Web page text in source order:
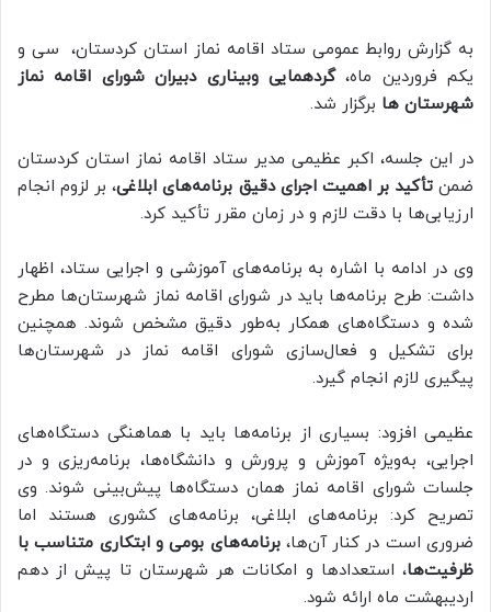
به گزارش روابط عمومی ستاد اقامه نماز استان کردستان، سی و
یکم فروردین ماه،گردهمایی وبیناری دبیران شورای اقامه نماز
شهرستان ها برگزار شد.
در این جلسه، اکبر عظیمی مدیر ستاد اقامه نماز استان کردستان
ضمنتأکید بر اهمیت اجرای دقیق برنامه‌های ابلاغی، بر لزوم انجام
ارزیابی‌ها با دقت لازم و در زمان مقرر تأکید کرد.
وی در ادامه با اشاره به برنامه‌های آموزشی و اجرایی ستاد، اظهار
داشت: طرح برنامه‌ها باید در شورای اقامه نماز شهرستان‌ها مطرح
شده و دستگاه‌های همکار به‌طور دقیق مشخص شوند. همچنین
برای تشکیل و فعال‌سازی شورای اقامه نماز در شهرستان‌ها
پیگیری لازم انجام گیرد.
عظیمی افزود: بسیاری از برنامه‌ها باید با هماهنگی دستگاه‌های
اجرایی، به‌ویژه آموزش و پرورش و دانشگاه‌ها، برنامه‌ریزی و در
جلسات شورای اقامه نماز همان دستگاه‌ها پیش‌بینی شوند. وی
تصریح کرد: برنامه‌های ابلاغی، برنامه‌های کشوری هستند اما
ضروری است در کنار آن‌ها،برنامه‌های بومی و ابتکاری متناسب با
ظرفیت‌ها، استعدادها و امکانات هر شهرستان تا پیش از دهم
اردیبهشت ماه ارائه شود.